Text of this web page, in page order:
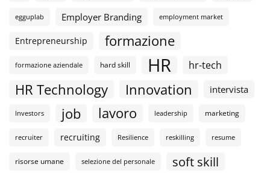
egguplab Employer Branding employment market
Entrepreneurship formazione
formazione aziendale hard skill HR hr-tech
HR Technology Innovation intervista
Investors job lavoro leadership marketing
recruiter recruiting Resilience reskilling resume
risorse umane selezione del personale soft skill